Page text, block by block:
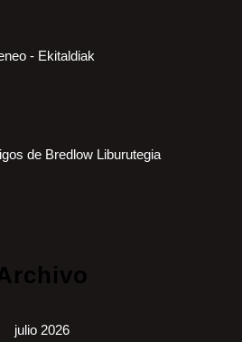
- Ekitaldiak
de Bredlow Liburutegia
julio 2026